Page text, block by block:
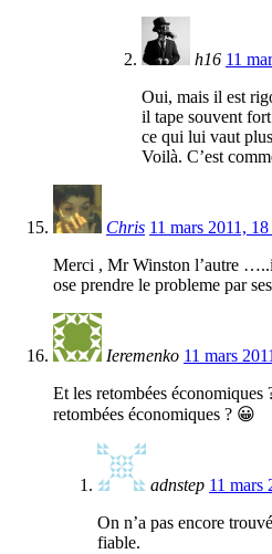
h16 11
Oui, mais il est
il tape souvent
ce qui lui vaut
Voilà. C’est
Chris 11 mars 2011,
Merci , Mr Winston l’autre
ose prendre le probleme par
Ieremenko 11 mars
Et les retombées économiques
retombées économiques ? 😀
adnstep 11 mars
On n’a pas encore
fiable.